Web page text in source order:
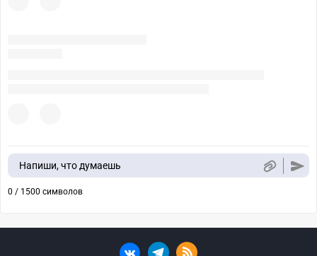
Напиши, что думаешь
0 / 1500 символов